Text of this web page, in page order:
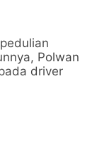
Polwan
driver